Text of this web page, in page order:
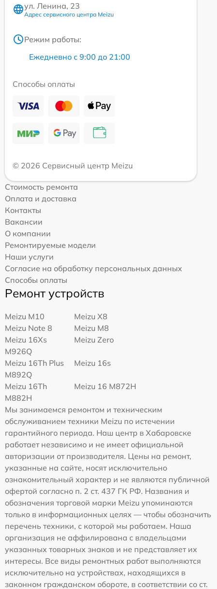
ул. Ленина, 23
Адрес сервисного центра Meizu
Режим работы:
Ежедневно с 9:00 до 21:00
Способы оплаты
© 2026 Сервисный центр Meizu
Стоимость ремонта
Оплата и доставка
Контакты
Вакансии
О компании
Ремонтируемые модели
Наши услуги
Согласие на обработку персональных данных
Способы оплаты
Ремонт устройств
Meizu M10
Meizu X8
Meizu Note 8
Meizu M8
Meizu 16Xs
M926Q
Meizu Zero
Meizu 16Th Plus
M892Q
Meizu 16s
Meizu 16Th
M882H
Meizu 16 M872H
Мы занимаемся ремонтом и техническим
обслуживанием техники Meizu по истечении
гарантийного периода. Наш центр в Хабаровске
работает независимо и не имеет официальной
авторизации от производителя. Цены на ремонт,
указанные на сайте, носят исключительно
ознакомительный характер и не являются публичной
офертой согласно п. 2 ст. 437 ГК РФ. Названия и
обозначения торговой марки Meizu упоминаются
только в информационных целях — чтобы обозначить
перечень техники, с которой мы работаем. Наша
организация не аффилирована с владельцами
указанных товарных знаков и не представляет их
интересы. Все виды ремонтных работ выполняются
исключительно на устройствах, находящихся в
законном гражданском обороте, в соответствии со ст.